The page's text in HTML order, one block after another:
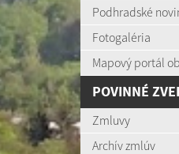
Podhradské
Fotogaléria
Mapový portál
POVINNÉ
Zmluvy
Archív zmlúv